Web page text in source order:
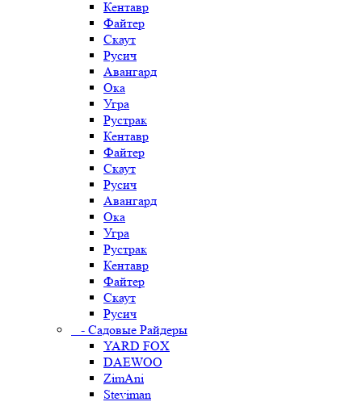
Кентавр
Файтер
Скаут
Русич
Авангард
Ока
Угра
Рустрак
Кентавр
Файтер
Скаут
Русич
Авангард
Ока
Угра
Рустрак
Кентавр
Файтер
Скаут
Русич
- Садовые Райдеры
YARD FOX
DAEWOO
ZimAni
Steviman